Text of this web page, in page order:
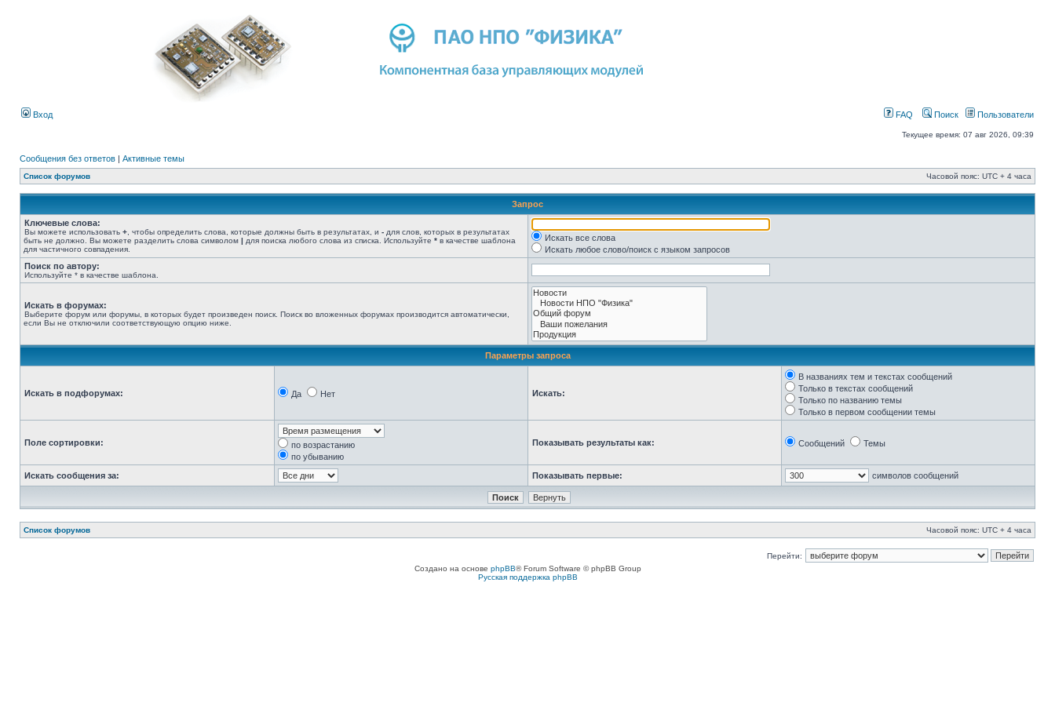
Вход FAQ Поиск Пользователи
Текущее время: 07 авг 2026, 09:39
Сообщения без ответов | Активные темы
Список форумов Часовой пояс: UTC + 4 часа
Запрос
Ключевые слова:
Вы можете использовать + , чтобы определить слова, которые должны быть в результатах, и - для слов, которых в результатах
быть не должно. Вы можете разделить слова символом | для поиска любого слова из списка. Используйте * в качестве шаблона
для частичного совпадения.
Искать все слова
Искать любое слово/поиск с языком запросов
Поиск по автору:
Используйте * в качестве шаблона.
Искать в форумах:
Выберите форум или форумы, в которых будет произведен поиск. Поиск во вложенных форумах производится автоматически,
если Вы не отключили соответствующую опцию ниже.
Параметры запроса
Искать в подфорумах: Да Нет Искать:
В названиях тем и текстах сообщений
Только в текстах сообщений
Только по названию темы
Только в первом сообщении темы
Поле сортировки:
по возрастанию
по убыванию
Показывать результаты как: Сообщений Темы
Искать сообщения за: Показывать первые: символов сообщений
Список форумов Часовой пояс: UTC + 4 часа
Перейти:
Создано на основе phpBB® Forum Software © phpBB Group
Русская поддержка phpBB